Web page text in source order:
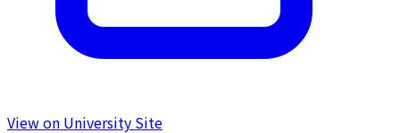
View on University Site